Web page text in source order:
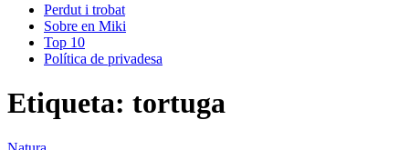
Perdut i trobat
Sobre en Miki
Top 10
Política de privadesa
Etiqueta: tortuga